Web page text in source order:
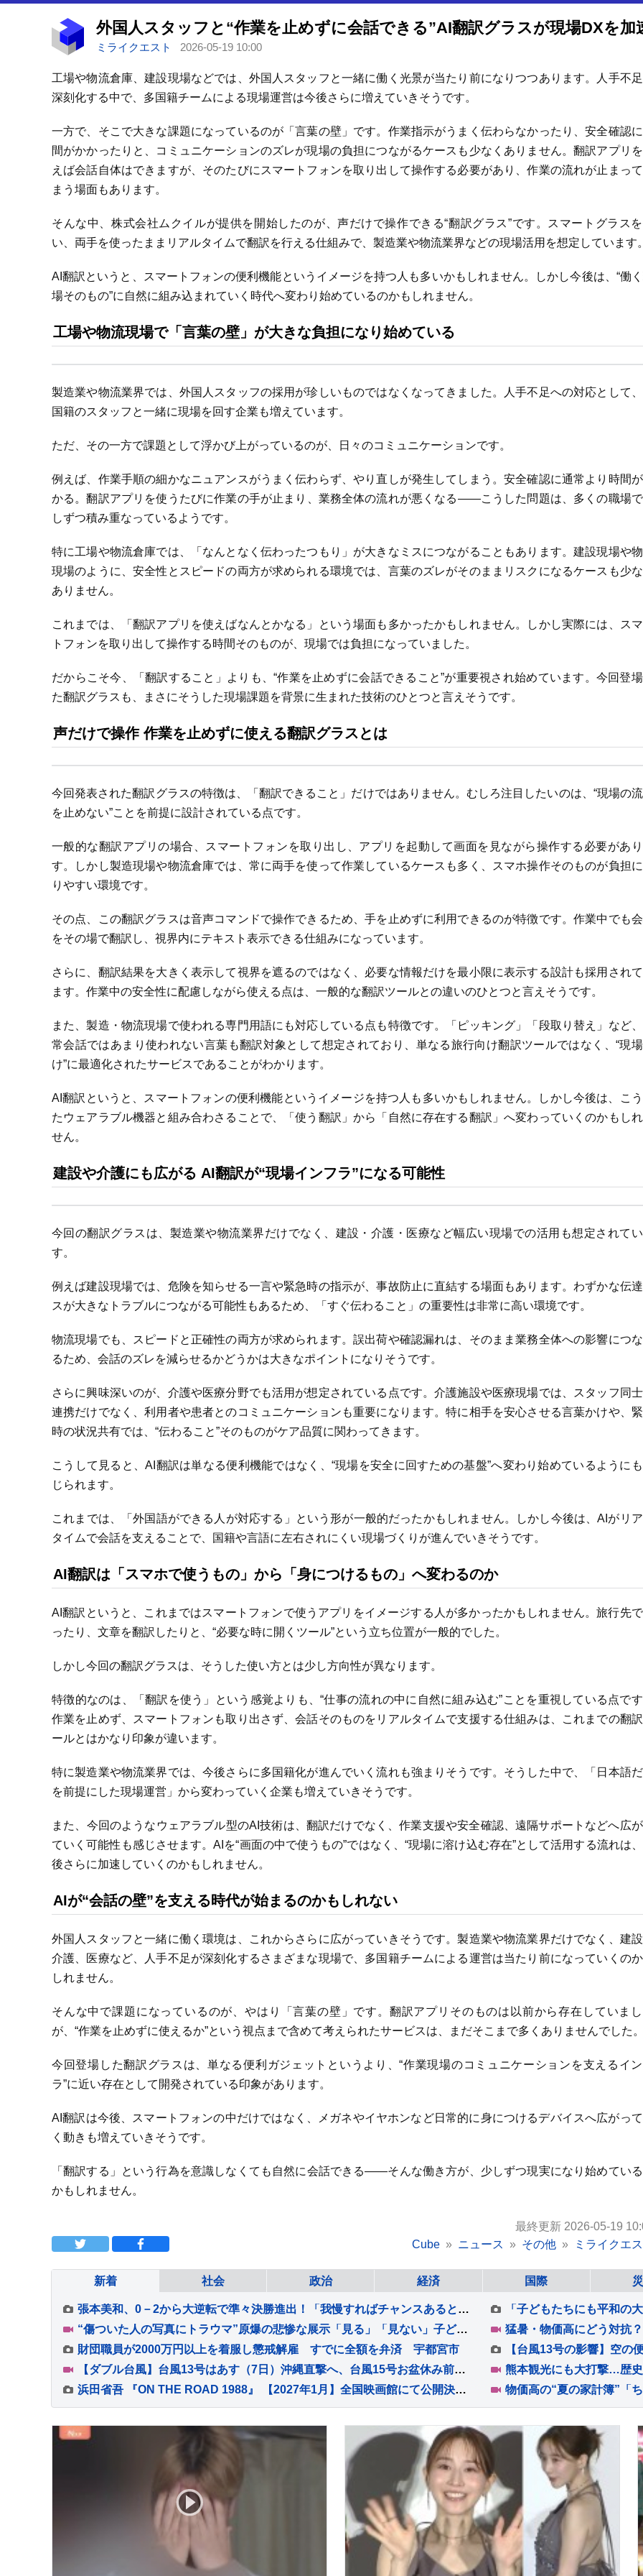
外国人スタッフと“作業を止めずに会話できる”AI翻訳グラスが現場DXを加
ミライクエスト 2026-05-19 10:00
工場や物流倉庫、建設現場などでは、外国人スタッフと一緒に働く光景が当たり前になりつつあります。人手不
深刻化する中で、多国籍チームによる現場運営は今後さらに増えていきそうです。
一方で、そこで大きな課題になっているのが「言葉の壁」です。作業指示がうまく伝わらなかったり、安全確認
間がかかったりと、コミュニケーションのズレが現場の負担につながるケースも少なくありません。翻訳アプリ
えば会話自体はできますが、そのたびにスマートフォンを取り出して操作する必要があり、作業の流れが止まっ
まう場面もあります。
そんな中、株式会社ムクイルが提供を開始したのが、声だけで操作できる“翻訳グラス”です。スマートグラス
い、両手を使ったままリアルタイムで翻訳を行える仕組みで、製造業や物流業界などの現場活用を想定しています。
AI翻訳というと、スマートフォンの便利機能というイメージを持つ人も多いかもしれません。しかし今後は、“働
場そのもの”に自然に組み込まれていく時代へ変わり始めているのかもしれません。
工場や物流現場で「言葉の壁」が大きな負担になり始めている
製造業や物流業界では、外国人スタッフの採用が珍しいものではなくなってきました。人手不足への対応として
国籍のスタッフと一緒に現場を回す企業も増えています。
ただ、その一方で課題として浮かび上がっているのが、日々のコミュニケーションです。
例えば、作業手順の細かなニュアンスがうまく伝わらず、やり直しが発生してしまう。安全確認に通常より時間
かる。翻訳アプリを使うたびに作業の手が止まり、業務全体の流れが悪くなる——こうした問題は、多くの職場
しずつ積み重なっているようです。
特に工場や物流倉庫では、「なんとなく伝わったつもり」が大きなミスにつながることもあります。建設現場や
現場のように、安全性とスピードの両方が求められる環境では、言葉のズレがそのままリスクになるケースも少な
ありません。
これまでは、「翻訳アプリを使えばなんとかなる」という場面も多かったかもしれません。しかし実際には、ス
トフォンを取り出して操作する時間そのものが、現場では負担になっていました。
だからこそ今、「翻訳すること」よりも、“作業を止めずに会話できること”が重要視され始めています。今回登
た翻訳グラスも、まさにそうした現場課題を背景に生まれた技術のひとつと言えそうです。
声だけで操作 作業を止めずに使える翻訳グラスとは
今回発表された翻訳グラスの特徴は、「翻訳できること」だけではありません。むしろ注目したいのは、“現場の
を止めない”ことを前提に設計されている点です。
一般的な翻訳アプリの場合、スマートフォンを取り出し、アプリを起動して画面を見ながら操作する必要があり
す。しかし製造現場や物流倉庫では、常に両手を使って作業しているケースも多く、スマホ操作そのものが負担
りやすい環境です。
その点、この翻訳グラスは音声コマンドで操作できるため、手を止めずに利用できるのが特徴です。作業中でも
をその場で翻訳し、視界内にテキスト表示できる仕組みになっています。
さらに、翻訳結果を大きく表示して視界を遮るのではなく、必要な情報だけを最小限に表示する設計も採用され
ます。作業中の安全性に配慮しながら使える点は、一般的な翻訳ツールとの違いのひとつと言えそうです。
また、製造・物流現場で使われる専門用語にも対応している点も特徴です。「ピッキング」「段取り替え」など、
常会話ではあまり使われない言葉も翻訳対象として想定されており、単なる旅行向け翻訳ツールではなく、“現
け”に最適化されたサービスであることがわかります。
AI翻訳というと、スマートフォンの便利機能というイメージを持つ人も多いかもしれません。しかし今後は、こ
たウェアラブル機器と組み合わさることで、「使う翻訳」から「自然に存在する翻訳」へ変わっていくのかもしれ
せん。
建設や介護にも広がる AI翻訳が“現場インフラ”になる可能性
今回の翻訳グラスは、製造業や物流業界だけでなく、建設・介護・医療など幅広い現場での活用も想定されてい
す。
例えば建設現場では、危険を知らせる一言や緊急時の指示が、事故防止に直結する場面もあります。わずかな伝達
スが大きなトラブルにつながる可能性もあるため、「すぐ伝わること」の重要性は非常に高い環境です。
物流現場でも、スピードと正確性の両方が求められます。誤出荷や確認漏れは、そのまま業務全体への影響につ
るため、会話のズレを減らせるかどうかは大きなポイントになりそうです。
さらに興味深いのが、介護や医療分野でも活用が想定されている点です。介護施設や医療現場では、スタッフ同
連携だけでなく、利用者や患者とのコミュニケーションも重要になります。特に相手を安心させる言葉かけや、
時の状況共有では、“伝わること”そのものがケア品質に関わってきます。
こうして見ると、AI翻訳は単なる便利機能ではなく、“現場を安全に回すための基盤”へ変わり始めているように
じられます。
これまでは、「外国語ができる人が対応する」という形が一般的だったかもしれません。しかし今後は、AIがリ
タイムで会話を支えることで、国籍や言語に左右されにくい現場づくりが進んでいきそうです。
AI翻訳は「スマホで使うもの」から「身につけるもの」へ変わるのか
AI翻訳というと、これまではスマートフォンで使うアプリをイメージする人が多かったかもしれません。旅行先
ったり、文章を翻訳したりと、“必要な時に開くツール”という立ち位置が一般的でした。
しかし今回の翻訳グラスは、そうした使い方とは少し方向性が異なります。
特徴的なのは、「翻訳を使う」という感覚よりも、“仕事の流れの中に自然に組み込む”ことを重視している点です
作業を止めず、スマートフォンも取り出さず、会話そのものをリアルタイムで支援する仕組みは、これまでの翻
ールとはかなり印象が違います。
特に製造業や物流業界では、今後さらに多国籍化が進んでいく流れも強まりそうです。そうした中で、「日本語
を前提にした現場運営」から変わっていく企業も増えていきそうです。
また、今回のようなウェアラブル型のAI技術は、翻訳だけでなく、作業支援や安全確認、遠隔サポートなどへ広
ていく可能性も感じさせます。AIを“画面の中で使うもの”ではなく、“現場に溶け込む存在”として活用する流れは
後さらに加速していくのかもしれません。
AIが“会話の壁”を支える時代が始まるのかもしれない
外国人スタッフと一緒に働く環境は、これからさらに広がっていきそうです。製造業や物流業界だけでなく、建設
介護、医療など、人手不足が深刻化するさまざまな現場で、多国籍チームによる運営は当たり前になっていくの
しれません。
そんな中で課題になっているのが、やはり「言葉の壁」です。翻訳アプリそのものは以前から存在していま
が、“作業を止めずに使えるか”という視点まで含めて考えられたサービスは、まだそこまで多くありませんでした。
今回登場した翻訳グラスは、単なる便利ガジェットというより、“作業現場のコミュニケーションを支えるイ
ラ”に近い存在として開発されている印象があります。
AI翻訳は今後、スマートフォンの中だけではなく、メガネやイヤホンなど日常的に身につけるデバイスへ広がっ
く動きも増えていきそうです。
「翻訳する」という行為を意識しなくても自然に会話できる——そんな働き方が、少しずつ現実になり始めてい
かもしれません。
最終更新 2026-05-19
Cube
ニュース その他 ミライクエス
新着 社会 政治 経済 国際
張本美和、0－2から大逆転で準々決勝進出！「我慢すればチャンスあると思っていた」松島輝空らもベスト8入り【卓球・WTT横浜】
“傷ついた人の写真にトラウマ”原爆の悲惨な展示「見る」「見ない」子どもが選択に賛否【Nスタ解説】
財団職員が2000万円以上を着服し懲戒解雇 すでに全額を弁済 宇都宮市
【ダブル台風】台風13号はあす（7日）沖縄直撃へ、台風15号お盆休み前半に北日本～東日本に接近するおそれ【Nスタ解説】
浜田省吾 『ON THE ROAD 1988』 【2027年1月】全国映画館にて公開決定！ 「キービジュアル」も解禁！！